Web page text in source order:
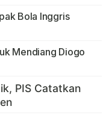
Bola Inggris
Mendiang Diogo